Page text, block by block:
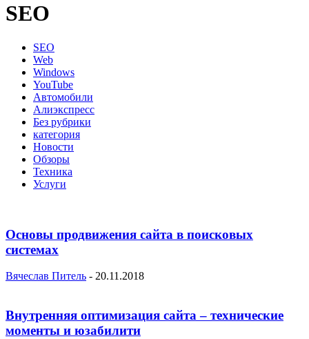
SEO
SEO
Web
Windows
YouTube
Автомобили
Алиэкспресс
Без рубрики
категория
Новости
Обзоры
Техника
Услуги
Основы продвижения сайта в поисковых
системах
Вячеслав Питель - 20.11.2018
Внутренняя оптимизация сайта – технические
моменты и юзабилити